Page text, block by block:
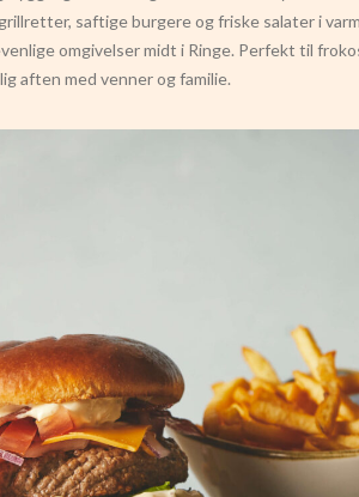
saftige burgere og friske salater i
omgivelser midt i Ringe. Perfekt til
aften med venner og familie.